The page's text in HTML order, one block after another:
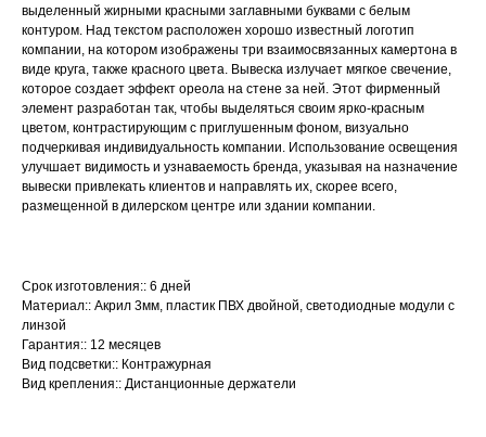
выделенный жирными красными заглавными буквами с белым
контуром. Над текстом расположен хорошо известный логотип
компании, на котором изображены три взаимосвязанных камертона в
виде круга, также красного цвета. Вывеска излучает мягкое свечение,
которое создает эффект ореола на стене за ней. Этот фирменный
элемент разработан так, чтобы выделяться своим ярко-красным
цветом, контрастирующим с приглушенным фоном, визуально
подчеркивая индивидуальность компании. Использование освещения
улучшает видимость и узнаваемость бренда, указывая на назначение
вывески привлекать клиентов и направлять их, скорее всего,
размещенной в дилерском центре или здании компании.
Срок изготовления:: 6 дней
Материал:: Акрил 3мм, пластик ПВХ двойной, светодиодные модули с
линзой
Гарантия:: 12 месяцев
Вид подсветки:: Контражурная
Вид крепления:: Дистанционные держатели